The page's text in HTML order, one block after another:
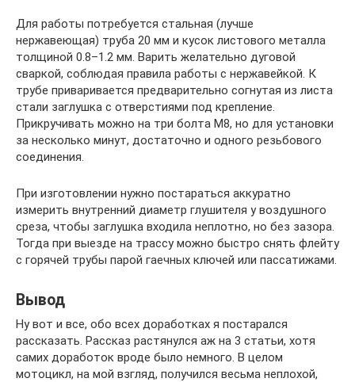
Для работы потребуется стальная (лучше
нержавеющая) труба 20 мм и кусок листового металла
толщиной 0.8–1.2 мм. Варить желательно дуговой
сваркой, соблюдая правила работы с нержавейкой. К
трубе приваривается предварительно согнутая из листа
стали заглушка с отверстиями под крепление.
Прикручивать можно на три болта M8, но для установки
за несколько минут, достаточно и одного резьбового
соединения.
При изготовлении нужно постараться аккуратно
измерить внутренний диаметр глушителя у воздушного
среза, чтобы заглушка входила неплотно, но без зазора.
Тогда при выезде на трассу можно быстро снять флейту
с горячей трубы парой гаечных ключей или пассатижами.
Вывод
Ну вот и все, обо всех доработках я постарался
рассказать. Рассказ растянулся аж на 3 статьи, хотя
самих доработок вроде было немного. В целом
мотоцикл, на мой взгляд, получился весьма неплохой,